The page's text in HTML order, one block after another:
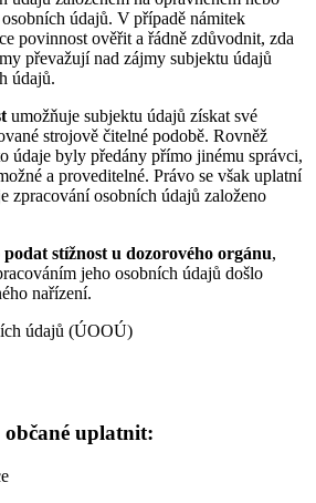
údajů. V případě námitek
povinnost ověřit a řádně zdůvodnit, zda
převažují nad zájmy subjektu údajů
údajů.
umožňuje subjektu údajů získat své
strojově čitelné podobě. Rovněž
údaje byly předány přímo jinému správci,
a proveditelné. Právo se však uplatní
zpracování osobních údajů založeno
stížnost u dozorového orgánu,
jeho osobních údajů došlo
nařízení.
údajů (ÚOOÚ)
uplatnit: